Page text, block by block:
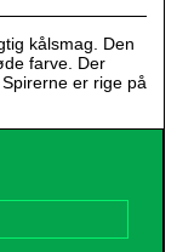
kålsmag. Den
farve. Der
er rige på